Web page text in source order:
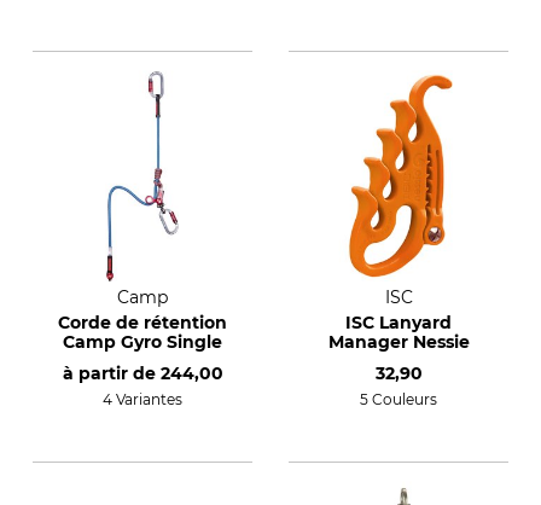
Camp
Corde de rétention
Camp Gyro Single
à partir de 244,00
4 Variantes
ISC
ISC Lanyard
Manager Nessie
32,90
5 Couleurs